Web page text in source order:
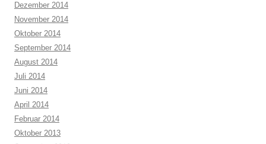
Dezember 2014
November 2014
Oktober 2014
September 2014
August 2014
Juli 2014
Juni 2014
April 2014
Februar 2014
Oktober 2013